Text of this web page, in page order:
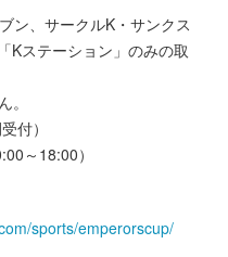
ン、サークルK・サンクス
Kステーション」のみの取
。
付）
～18:00）
sports/emperorscup/